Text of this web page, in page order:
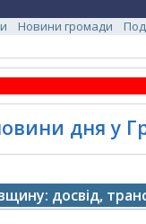
Новини громади
дня у
досвід,